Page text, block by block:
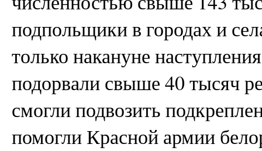
подпольщики в городах и
только накануне
подорвали свыше 40 тысяч
смогли подвозить
помогли Красной армии